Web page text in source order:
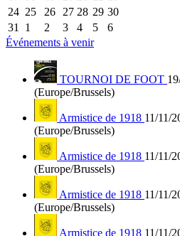
24 25 26 27 28 29 30
31
1 2 3 4 5
6
Événements à venir
TOURNOI DE FOOT
(Europe/Brussels)
Armistice de 1918 11/11/
(Europe/Brussels)
Armistice de 1918 11/11/
(Europe/Brussels)
Armistice de 1918 11/11/
(Europe/Brussels)
Armistice de 1918 11/11/